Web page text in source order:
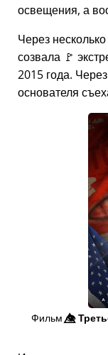
освещения, а
Через
созвала 🚩
2015 года.
основателя
Фильм👁️⃤